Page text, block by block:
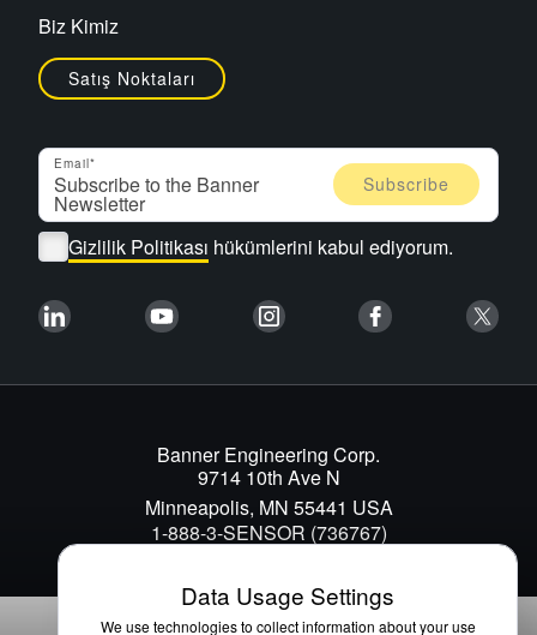
Biz Kimiz
Satış Noktaları
Email
Gizlilik Politikası hükümlerini kabul ediyorum.
Banner Engineering Corp.
9714 10th Ave N
Minneapolis, MN 55441 USA
1-888-3-SENSOR (736767)
Data Usage Settings
We use technologies to collect information about your use